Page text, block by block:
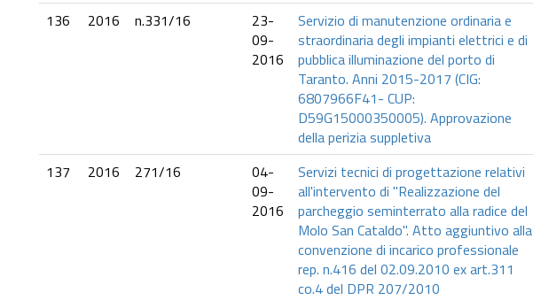
136 2016 n.331/16
23-
09-
2016
Servizio di manutenzione ordinaria e
straordinaria degli impianti elettrici e di
pubblica illuminazione del porto di
Taranto. Anni 2015-2017 (CIG:
6807966F41- CUP:
D59G15000350005). Approvazione
della perizia suppletiva
137 2016 271/16
04-
09-
2016
Servizi tecnici di progettazione relativi
all'intervento di "Realizzazione del
parcheggio seminterrato alla radice del
Molo San Cataldo". Atto aggiuntivo alla
convenzione di incarico professionale
rep. n.416 del 02.09.2010 ex art.311
co.4 del DPR 207/2010